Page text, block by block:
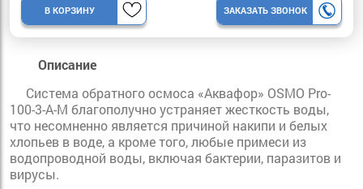
В КОРЗИНУ ЗАКАЗАТЬ ЗВОНОК
Описание
Система обратного осмоса «Аквафор» OSMO Pro-
100-3-А-М благополучно устраняет жесткость воды,
что несомненно является причиной накипи и белых
хлопьев в воде, а кроме того, любые примеси из
водопроводной воды, включая бактерии, паразитов и
вирусы.